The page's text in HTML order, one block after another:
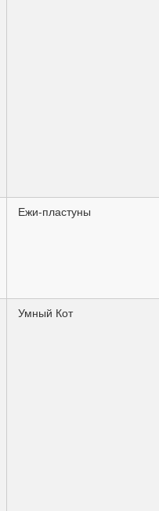
Ежи-пластуны
Умный Кот